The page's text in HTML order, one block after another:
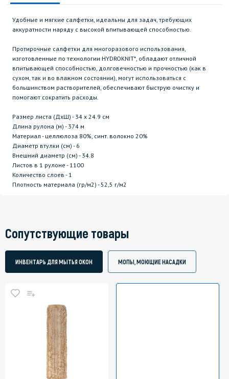
Удобные и мягкие салфетки, идеальны для задач, требующих
аккуратности наряду с высокой впитывающей способностью.
Протирочные салфетки для многоразового использования,
изготовленные по технологии HYDROKNIT*, обладают отличной
впитывающей способностью, долговечностью и прочностью (как в
сухом, так и во влажном состоянии), могут использоваться с
большинством растворителей, обеспечивают быструю очистку и
помогают сократить расходы.
Размер листа (ДхШ) - 34 х 24.9 см
Длина рулона (м) - 374 м
Материал - целлюлоза 80%, синт. волокно 20%
Диаметр втулки (см) - 6
Внешний диаметр (см) - 34.8
Листов в 1 рулоне - 1100
Количество слоев - 1
Плотность материала (гр/м2) - 52,5 г/м2
Сопутствующие товары
ИНВЕНТАРЬ ДЛЯ МЫТЬЯ ОКОН МОПЫ, МОЮЩИЕ НАСАДКИ